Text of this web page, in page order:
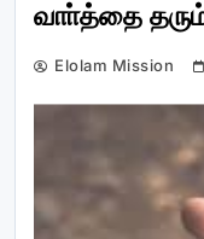
வாா்த்தை தரும்
Elolam Mission